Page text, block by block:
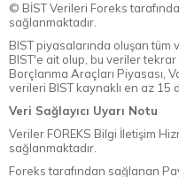
© BİST Verileri Foreks
sağlanmaktadır.
BIST piyasalarında oluşan
BIST'e ait olup, bu veriler
Borçlanma Araçları Piyasası,
verileri BIST kaynaklı en az
Veri Sağlayıcı Uyarı Notu
Veriler FOREKS Bilgi İletişim
sağlanmaktadır.
Foreks tarafından sağlanan